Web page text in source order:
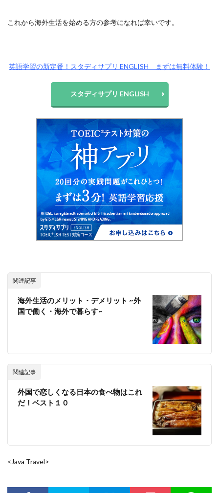
これから海外生活を始める方の参考になれば幸いです。
英語学習の新定番！スタディサプリ ENGLISH まずは無料体験！
スタディサプリ ENGLISH
関連記事
海外生活のメリット・デメリット ~外
国で働く・海外で暮らす~
関連記事
外国で恋しくなる日本の食べ物はこれ
だ！ベスト１０
<Java Travel>